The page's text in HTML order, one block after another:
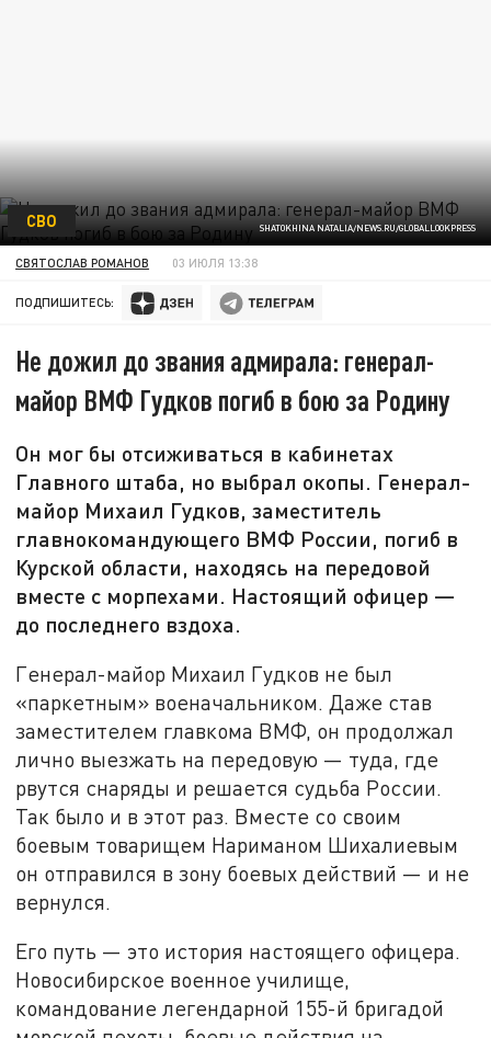
SHATOKHINA NATALIA/NEWS.RU/GLOBALLOOKPRESS
СВО
СВЯТОСЛАВ РОМАНОВ 03 ИЮЛЯ 13:38
ПОДПИШИТЕСЬ:
Не дожил до звания адмирала: генерал-
майор ВМФ Гудков погиб в бою за Родину
Он мог бы отсиживаться в кабинетах
Главного штаба, но выбрал окопы. Генерал-
майор Михаил Гудков, заместитель
главнокомандующего ВМФ России, погиб в
Курской области, находясь на передовой
вместе с морпехами. Настоящий офицер —
до последнего вздоха.
Генерал-майор Михаил Гудков не был
«паркетным» военачальником. Даже став
заместителем главкома ВМФ, он продолжал
лично выезжать на передовую — туда, где
рвутся снаряды и решается судьба России.
Так было и в этот раз. Вместе со своим
боевым товарищем Нариманом Шихалиевым
он отправился в зону боевых действий — и не
вернулся.
Его путь — это история настоящего офицера.
Новосибирское военное училище,
командование легендарной 155-й бригадой